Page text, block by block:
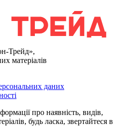
Трейд»,
матеріалів
даних
про наявність, видів,
будь ласка, звертайтеся в